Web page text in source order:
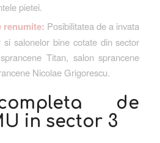
pietei.
renumite: Posibilitatea de a invata
si salonelor bine cotate din sector
Titan, salon sprancene
Nicolae Grigorescu.
de
in sector 3